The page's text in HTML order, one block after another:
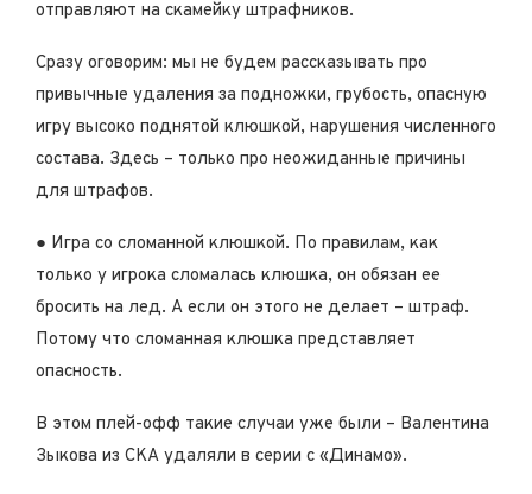
отправляют на скамейку штрафников.
Сразу оговорим: мы не будем рассказывать про
привычные удаления за подножки, грубость, опасную
игру высоко поднятой клюшкой, нарушения численного
состава. Здесь – только про неожиданные причины
для штрафов.
● Игра со сломанной клюшкой. По правилам, как
только у игрока сломалась клюшка, он обязан ее
бросить на лед. А если он этого не делает – штраф.
Потому что сломанная клюшка представляет
опасность.
В этом плей-офф такие случаи уже были – Валентина
Зыкова из СКА удаляли в серии с «Динамо».